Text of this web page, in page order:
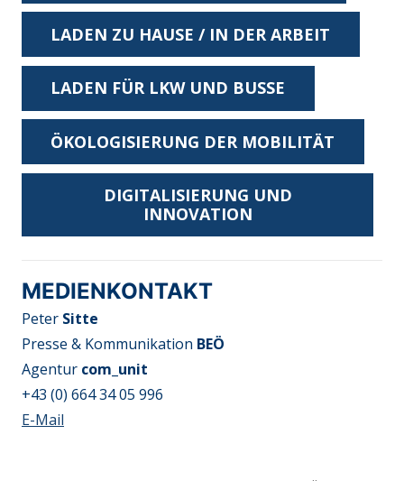
LADEN ZU HAUSE / IN DER ARBEIT
LADEN FÜR LKW UND BUSSE
ÖKOLOGISIERUNG DER MOBILITÄT
DIGITALISIERUNG UND
INNOVATION
MEDIENKONTAKT
Peter Sitte
Presse & Kommunikation BEÖ
Agentur com_unit
+43 (0) 664 34 05 996
E-Mail